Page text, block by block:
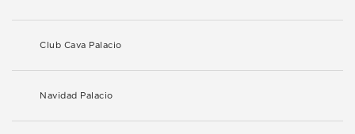
Club Cava Palacio
Navidad Palacio